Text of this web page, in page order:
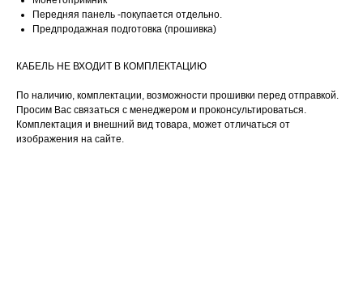
Передняя панель -покупается отдельно.
Предпродажная подготовка (прошивка)
КАБЕЛЬ НЕ ВХОДИТ В КОМПЛЕКТАЦИЮ
По наличию, комплектации, возможности прошивки перед отправкой.
Просим Вас связаться с менеджером и проконсультироваться.
Комплектация и внешний вид товара, может отличаться от
изображения на сайте.